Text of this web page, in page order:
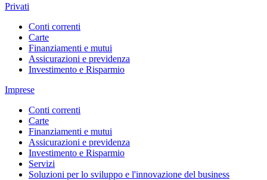
Privati
Conti correnti
Carte
Finanziamenti e mutui
Assicurazioni e previdenza
Investimento e Risparmio
Imprese
Conti correnti
Carte
Finanziamenti e mutui
Assicurazioni e previdenza
Investimento e Risparmio
Servizi
Soluzioni per lo sviluppo e l'innovazione del business